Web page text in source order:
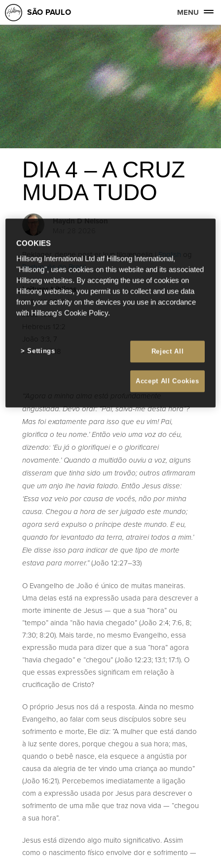
SÃO PAULO MENU
DIA 4 – A CRUZ
MUDA TUDO
Haydn D Nelson
Beklager, denne post er kun tilgængelig iEnglish og
Português do Brasil.
Leituras bíblicas
João 12:27–33
João 16:21
Hebreus 12:2
João 3:3, 7
1 Pedro 3:18
“‘Agora a minha alma está profundamente
angustiada. Devo orar: “Pai, salva-me desta hora”?
Mas foi exatamente para isso que eu vim! Pai,
glorifica o teu nome.’ Então veio uma voz do céu,
dizendo: ‘Eu já o glorifiquei e o glorificarei
novamente.’ Quando a multidão ouviu a voz, alguns
disseram que tinha sido um trovão; outros afirmaram
que um anjo lhe havia falado. Então Jesus disse:
‘Essa voz veio por causa de vocês, não por minha
causa. Chegou a hora de ser julgado este mundo;
agora será expulso o príncipe deste mundo. E eu,
quando for levantado da terra, atrairei todos a mim.’
Ele disse isso para indicar de que tipo de morte
estava para morrer.”(João 12:27–33)
O Evangelho de João é único de muitas maneiras.
Uma delas está na expressão usada para descrever a
morte iminente de Jesus — que a sua “hora” ou
“tempo” ainda “não havia chegado” (João 2:4; 7:6, 8;
7:30; 8:20). Mais tarde, no mesmo Evangelho, essa
expressão muda para dizer que a sua “hora” agora
“havia chegado” e “chegou” (João 12:23; 13:1; 17:1). O
que essas expressões significam em relação à
crucificação de Cristo?
O próprio Jesus nos dá a resposta. Ainda no mesmo
Evangelho, ao falar com seus discípulos sobre seu
sofrimento e morte, Ele diz: “A mulher que está dando
à luz sente dores, porque chegou a sua hora; mas,
quando o bebê nasce, ela esquece a angústia por
causa da alegria de ter vindo uma criança ao mundo”
(João 16:21). Percebemos imediatamente a ligação
com a expressão usada por Jesus para descrever o
sofrimento de uma mãe que traz nova vida — “chegou
a sua hora”.
Jesus está dizendo algo muito significativo. Assim
como o nascimento físico envolve dor e sofrimento —
COOKIES
Hillsong International Ltd atf Hillsong International,
"Hillsong", uses cookies on this website and its associated
Hillsong websites. By accepting the use of cookies on
Hillsong websites, you permit us to collect and use data
from your activity on the devices you use in accordance
with Hillsong's Cookie Policy.
Reject All
Accept All Cookies
Settings